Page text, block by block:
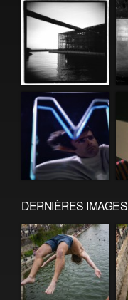
DERNIÈRES IMAGES